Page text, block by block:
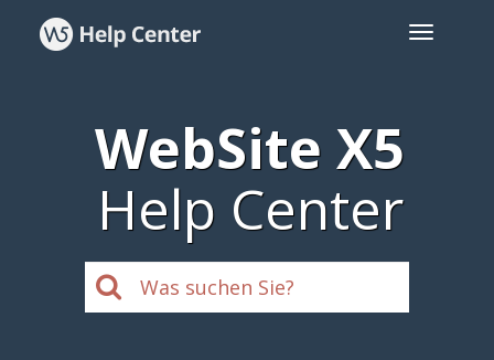
WebSite X5
Help Center